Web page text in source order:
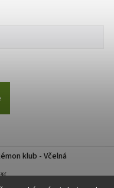
klub - Včelná